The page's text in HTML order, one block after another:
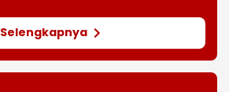
Selengkapnya